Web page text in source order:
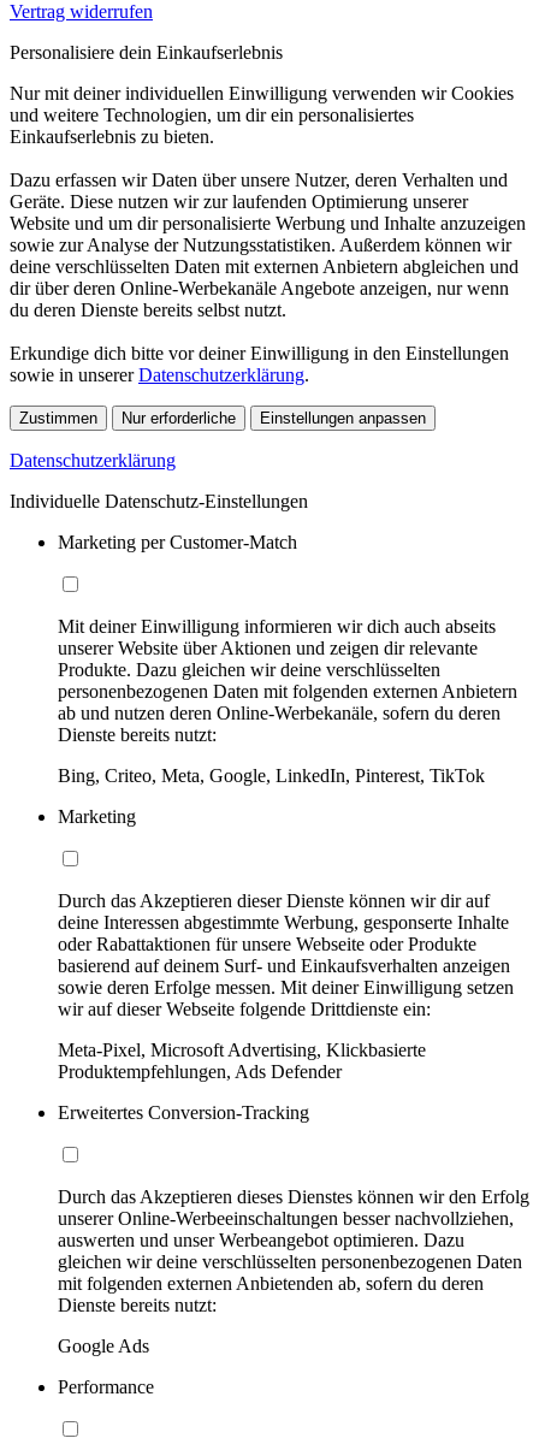
Vertrag widerrufen
Personalisiere dein Einkaufserlebnis
Nur mit deiner individuellen Einwilligung verwenden wir Cookies
und weitere Technologien, um dir ein personalisiertes
Einkaufserlebnis zu bieten.
Dazu erfassen wir Daten über unsere Nutzer, deren Verhalten und
Geräte. Diese nutzen wir zur laufenden Optimierung unserer
Website und um dir personalisierte Werbung und Inhalte anzuzeigen
sowie zur Analyse der Nutzungsstatistiken. Außerdem können wir
deine verschlüsselten Daten mit externen Anbietern abgleichen und
dir über deren Online-Werbekanäle Angebote anzeigen, nur wenn
du deren Dienste bereits selbst nutzt.
Erkundige dich bitte vor deiner Einwilligung in den Einstellungen
sowie in unsererDatenschutzerklärung.
Zustimmen Nur erforderliche Einstellungen anpassen
Datenschutzerklärung
Individuelle Datenschutz-Einstellungen
Marketing per Customer-Match
Mit deiner Einwilligung informieren wir dich auch abseits
unserer Website über Aktionen und zeigen dir relevante
Produkte. Dazu gleichen wir deine verschlüsselten
personenbezogenen Daten mit folgenden externen Anbietern
ab und nutzen deren Online-Werbekanäle, sofern du deren
Dienste bereits nutzt:
Bing, Criteo, Meta, Google, LinkedIn, Pinterest, TikTok
Marketing
Durch das Akzeptieren dieser Dienste können wir dir auf
deine Interessen abgestimmte Werbung, gesponserte Inhalte
oder Rabattaktionen für unsere Webseite oder Produkte
basierend auf deinem Surf- und Einkaufsverhalten anzeigen
sowie deren Erfolge messen. Mit deiner Einwilligung setzen
wir auf dieser Webseite folgende Drittdienste ein:
Meta-Pixel, Microsoft Advertising, Klickbasierte
Produktempfehlungen, Ads Defender
Erweitertes Conversion-Tracking
Durch das Akzeptieren dieses Dienstes können wir den Erfolg
unserer Online-Werbeeinschaltungen besser nachvollziehen,
auswerten und unser Werbeangebot optimieren. Dazu
gleichen wir deine verschlüsselten personenbezogenen Daten
mit folgenden externen Anbietenden ab, sofern du deren
Dienste bereits nutzt:
Google Ads
Performance